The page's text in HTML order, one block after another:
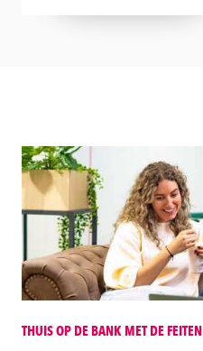
THUIS OP DE BANK MET DE FEITEN